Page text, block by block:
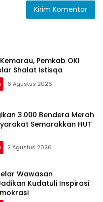
Pemkab OKI
Shalat Istisqa
6 Agustus 2026
3.000 Bendera Merah
Semarakkan HUT
2 Agustus 2026
Wawasan
Kudatuli Inspirasi